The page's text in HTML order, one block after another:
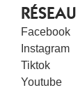
Facebook
Instagram
Tiktok
Youtube